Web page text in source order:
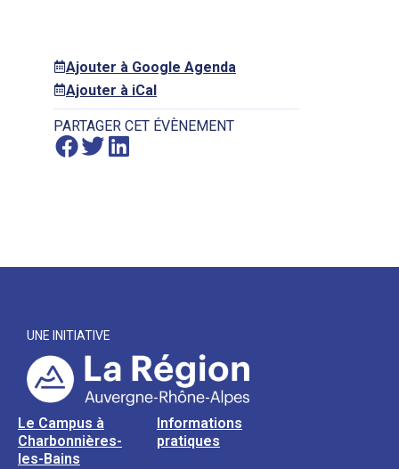
Ajouter à Google Agenda
Ajouter à iCal
PARTAGER CET ÉVÈNEMENT
UNE INITIATIVE
Le Campus à
Charbonnières-
les-Bains
Informations
pratiques